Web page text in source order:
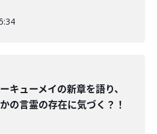
キューメイの新章を語り、
の言霊の存在に気づく？！